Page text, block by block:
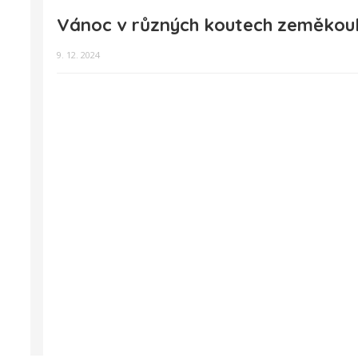
Vánoc v různých koutech
9. 12. 2024